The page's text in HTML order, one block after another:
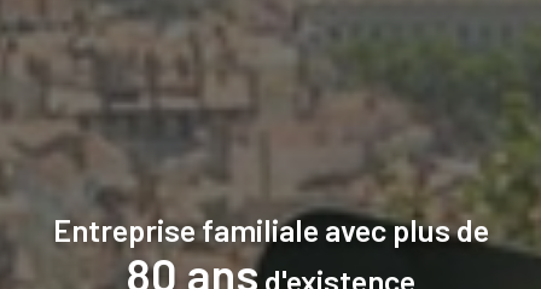
Entreprise familiale avec plus de
80 ansd'existence